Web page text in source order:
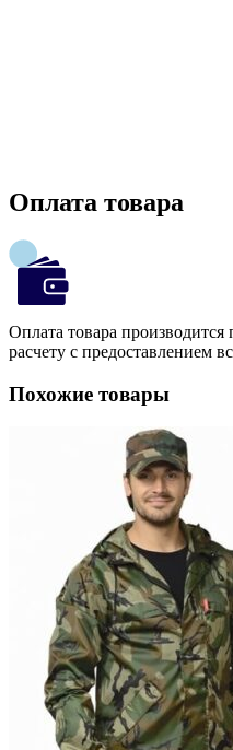
Оплата товара
Оплата товара
расчету с предоставлением
Похожие товары